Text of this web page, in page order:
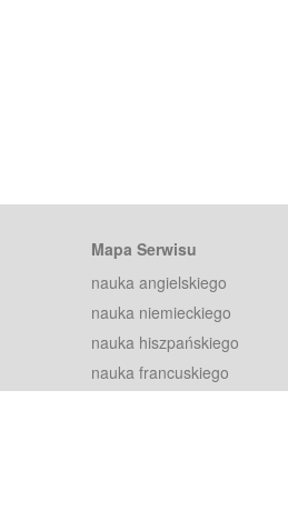
Mapa Serwisu
nauka angielskiego
nauka niemieckiego
nauka hiszpańskiego
nauka francuskiego